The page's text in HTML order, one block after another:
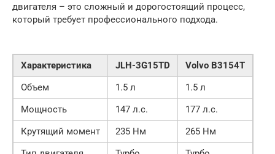
двигателя – это сложный и дорогостоящий процесс,
который требует профессионального подхода.
Характеристика JLH-3G15TD
Volvo B3154T
Объем
1.5 л
1.5 л
Мощность
147 л.с.
177 л.с.
Крутящий момент
235 Нм
265 Нм